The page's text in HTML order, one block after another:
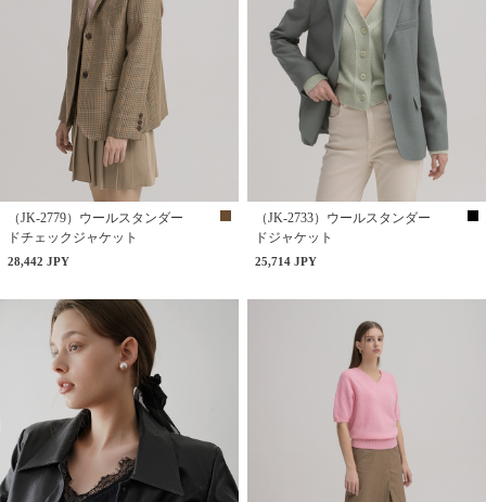
（JK-2779）ウールスタンダー
ドチェックジャケット
28,442 JPY
（JK-2733）ウールスタンダー
ドジャケット
25,714 JPY